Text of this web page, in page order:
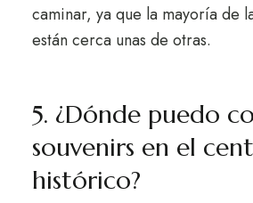
caminar, ya que la mayoría de
están cerca unas de otras.
5. ¿Dónde puedo
souvenirs en el
histórico?